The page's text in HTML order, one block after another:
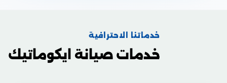
خدماتنا الاحترافية
خدمات صيانة ايكوماتيك